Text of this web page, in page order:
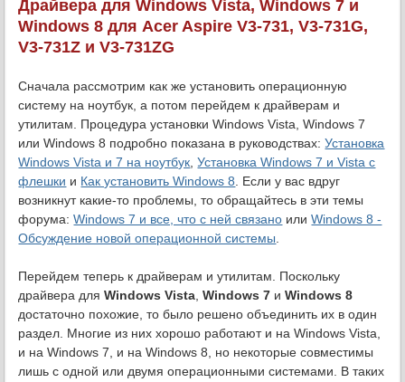
Драйвера для Windows Vista, Windows 7 и
Windows 8 для Acer Aspire V3-731, V3-731G,
V3-731Z и V3-731ZG
Сначала рассмотрим как же установить операционную
систему на ноутбук, а потом перейдем к драйверам и
утилитам. Процедура установки Windows Vista, Windows 7
или Windows 8 подробно показана в руководствах:Установка
Windows Vista и 7 на ноутбук ,Установка Windows 7 и Vista с
флешки и Как установить Windows 8 . Если у вас вдруг
возникнут какие-то проблемы, то обращайтесь в эти темы
форума:Windows 7 и все, что с ней связано илиWindows 8 -
Обсуждение новой операционной системы
Перейдем теперь к драйверам и утилитам. Поскольку
драйвера дляWindows Vista ,Windows 7 иWindows 8
достаточно похожие, то было решено объединить их в один
раздел. Многие из них хорошо работают и на Windows Vista,
и на Windows 7, и на Windows 8, но некоторые совместимы
лишь с одной или двумя операционными системами. В таких